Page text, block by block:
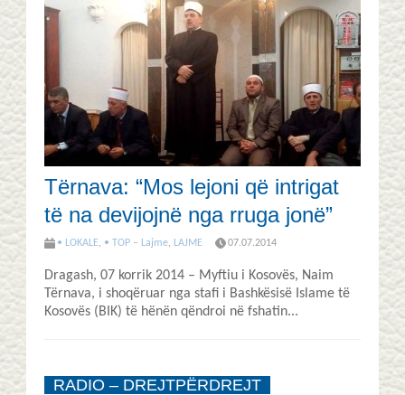
Tërnava: “Mos lejoni që intrigat
të na devijojnë nga rruga jonë”
• LOKALE, • TOP – Lajme, LAJME 07.07.2014
Dragash, 07 korrik 2014 – Myftiu i Kosovës, Naim
Tërnava, i shoqëruar nga stafi i Bashkësisë Islame të
Kosovës (BIK) të hënën qëndroi në fshatin...
RADIO – DREJTPËRDREJT